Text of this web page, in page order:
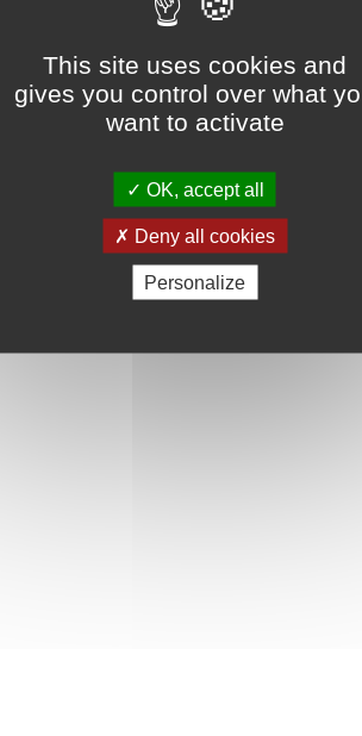
This site uses cookies and
gives you control over what
want to activate
OK, accept all
Deny all cookies
Personalize